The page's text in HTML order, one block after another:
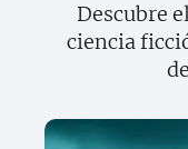
Descubre
ciencia